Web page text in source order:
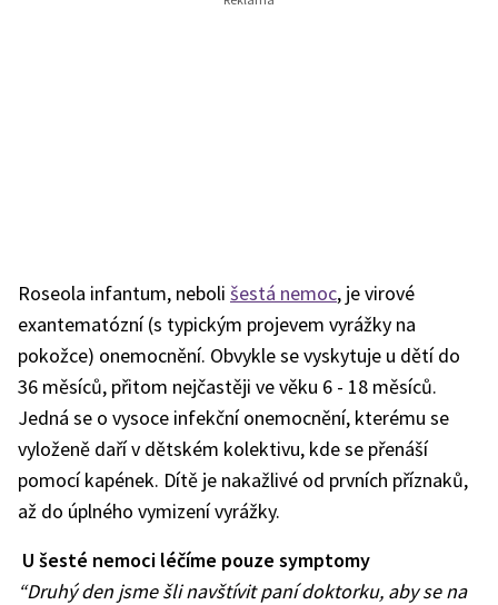
Roseola infantum, neboli šestá nemoc, je virové
exantematózní (s typickým projevem vyrážky na
pokožce) onemocnění. Obvykle se vyskytuje u dětí do
36 měsíců, přitom nejčastěji ve věku 6 - 18 měsíců.
Jedná se o vysoce infekční onemocnění, kterému se
vyloženě daří v dětském kolektivu, kde se přenáší
pomocí kapének. Dítě je nakažlivé od prvních příznaků,
až do úplného vymizení vyrážky.
U šesté nemoci léčíme pouze symptomy
“Druhý den jsme šli navštívit paní doktorku, aby se na